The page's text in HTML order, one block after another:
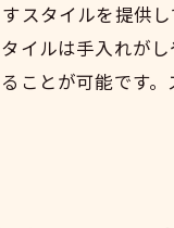
スタイルを提供
イルは手入れが
ことが可能です